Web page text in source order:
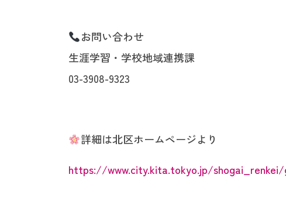
お問い合わせ
生涯学習・学校地域連携課
03-3908-9323
詳細は北区ホームページより
https://www.city.kita.tokyo.jp/shogai_renkei/